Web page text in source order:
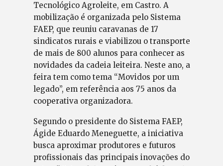
Tecnológico Agroleite, em Castro. A
mobilização é organizada pelo Sistema
FAEP, que reuniu caravanas de 17
sindicatos rurais e viabilizou o transporte
de mais de 800 alunos para conhecer as
novidades da cadeia leiteira. Neste ano, a
feira tem como tema “Movidos por um
legado”, em referência aos 75 anos da
cooperativa organizadora.
Segundo o presidente do Sistema FAEP,
Ágide Eduardo Meneguette, a iniciativa
busca aproximar produtores e futuros
profissionais das principais inovações do